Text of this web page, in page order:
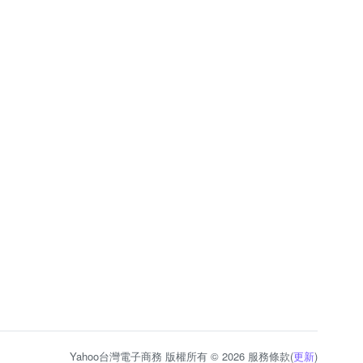
Yahoo台灣電子商務 版權所有 © 2026 服務條款(更新)